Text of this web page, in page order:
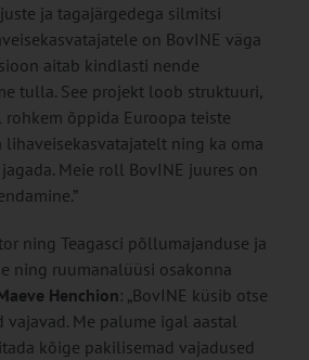
ja tagajärgedega silmitsi
on BovINE väga
aitab kindlasti nende
tulla. See projekt loob struktuuri,
õppida Euroopa teiste
ning ka oma
Meie roll BovINE juures on
ning Teagasci põllumajanduse ja
ning ruumanalüüsi osakonna
Henchion: „BovINE küsib otse
Me palume igal aastal
kõige pakilisemad vajadused